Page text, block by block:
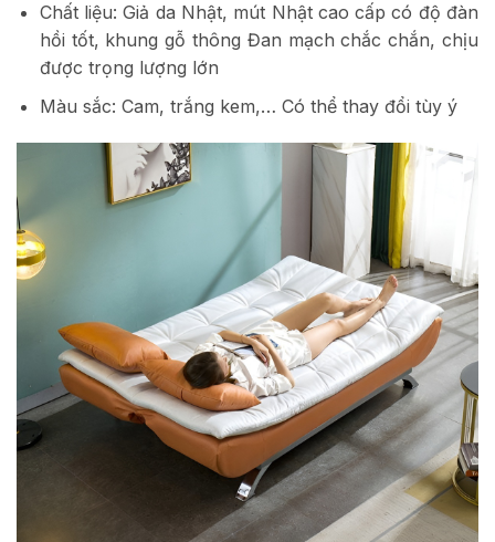
Chất liệu: Giả da Nhật, mút Nhật cao cấp có độ đàn
hồi tốt, khung gỗ thông Đan mạch chắc chắn, chịu
được trọng lượng lớn
Màu sắc: Cam, trắng kem,… Có thể thay đổi tùy ý